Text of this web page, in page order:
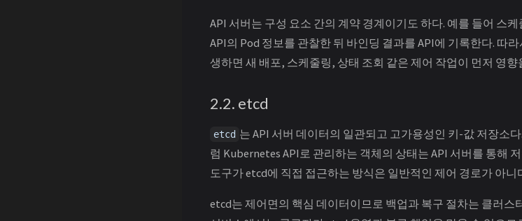
API 서버는 구성 요소 간의 계약 경계이기도 하다. 예를 들어 스
API의 Pod 정보를 관찰한 뒤 바인딩 결과를 API에 기록한다. 따
생하면 새 배포, 스케줄링, 상태 조회 같은 제어 작업이 먼저 영향
2.2. etcd
etcd 는 API 서버 데이터의 일관되고 고가용성인 키-값 저장소
럼 Kubernetes API로 관리하는 객체의 상태는 API 서버를 통해
도구가 etcd에 직접 접근하는 방식은 일반적인 제어 경로가 아니
etcd는 제어면의 핵심 데이터이므로 백업과 복구 절차는 클러스